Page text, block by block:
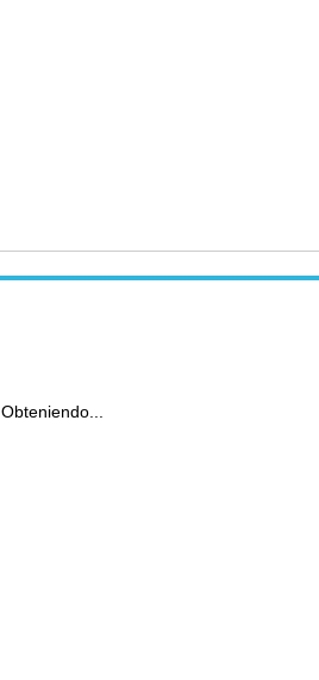
Obteniendo...